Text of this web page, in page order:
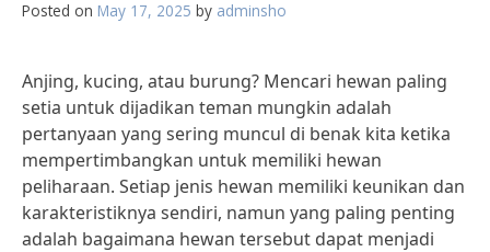
Posted on May 17, 2025 by adminsho
Anjing, kucing, atau burung? Mencari hewan paling
setia untuk dijadikan teman mungkin adalah
pertanyaan yang sering muncul di benak kita ketika
mempertimbangkan untuk memiliki hewan
peliharaan. Setiap jenis hewan memiliki keunikan dan
karakteristiknya sendiri, namun yang paling penting
adalah bagaimana hewan tersebut dapat menjadi